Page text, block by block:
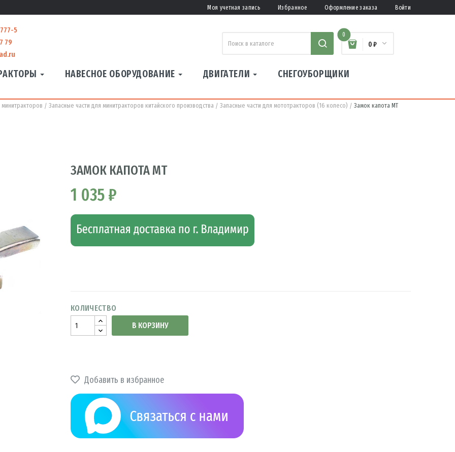
Моя учетная запись Избранное Оформление заказа Войти
5
79
0
0 ₽
НАВЕСНОЕ ОБОРУДОВАНИЕ ДВИГАТЕЛИ СНЕГОУБОРЩИКИ
Запасные части для минитракторов китайского производства Запасные части для мототракторов (16 колесо) Замок капота МТ
ЗАМОК КАПОТА МТ
1 035 ₽
КОЛИЧЕСТВО
В КОРЗИНУ
Добавить в избранное